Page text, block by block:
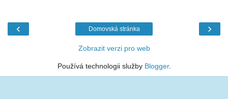
‹ ›
Domovská stránka
Zobrazit verzi pro web
Používá technologii služby Blogger.